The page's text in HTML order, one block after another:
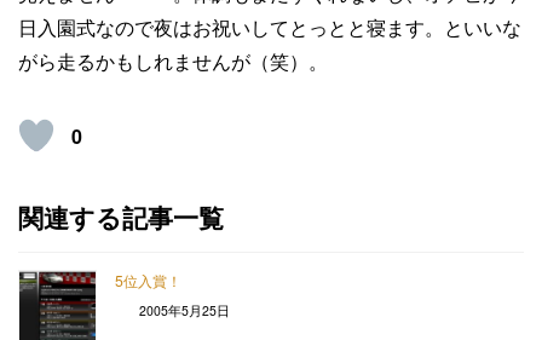
日入園式なので夜はお祝いしてとっとと寝ます。といいな
がら走るかもしれませんが（笑）。
0
関連する記事一覧
5位入賞！
2005年5月25日